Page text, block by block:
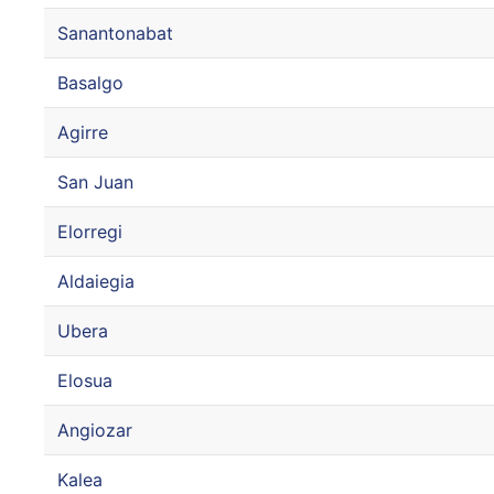
Sanantonabat
Basalgo
Agirre
San Juan
Elorregi
Aldaiegia
Ubera
Elosua
Angiozar
Kalea